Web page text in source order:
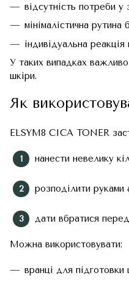
відсутність потреби у
мінімалістична рутина
індивідуальна
У таких випадках
шкіри.
Як
ELSYM8 CICA TONER
нанести невелику
розподілити руками
дати вбратися
Можна використовувати:
вранці для підготовки